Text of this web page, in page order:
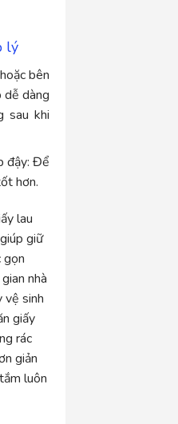
lý
bên
dễ dàng
sau khi
đậy: Để
hơn.
lau
giữ
gọn
nhà
vệ sinh
giấy
rác
giản
luôn